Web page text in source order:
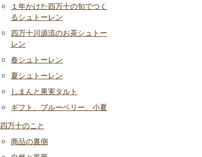
１年かけた四万十の旬でつく
るシュトーレン
四万十川源流のお茶シュトー
レン
春シュトーレン
夏シュトーレン
しまんと果実タルト
ギフト、ブルーベリー、小夏
四万十のこと
商品の裏側